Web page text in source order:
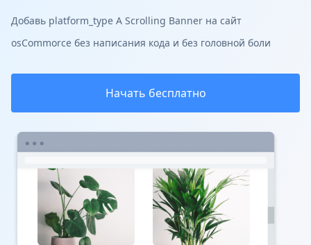
Добавь platform_type A Scrolling Banner на сайт
osCommorce без написания кода и без головной боли
Начать бесплатно